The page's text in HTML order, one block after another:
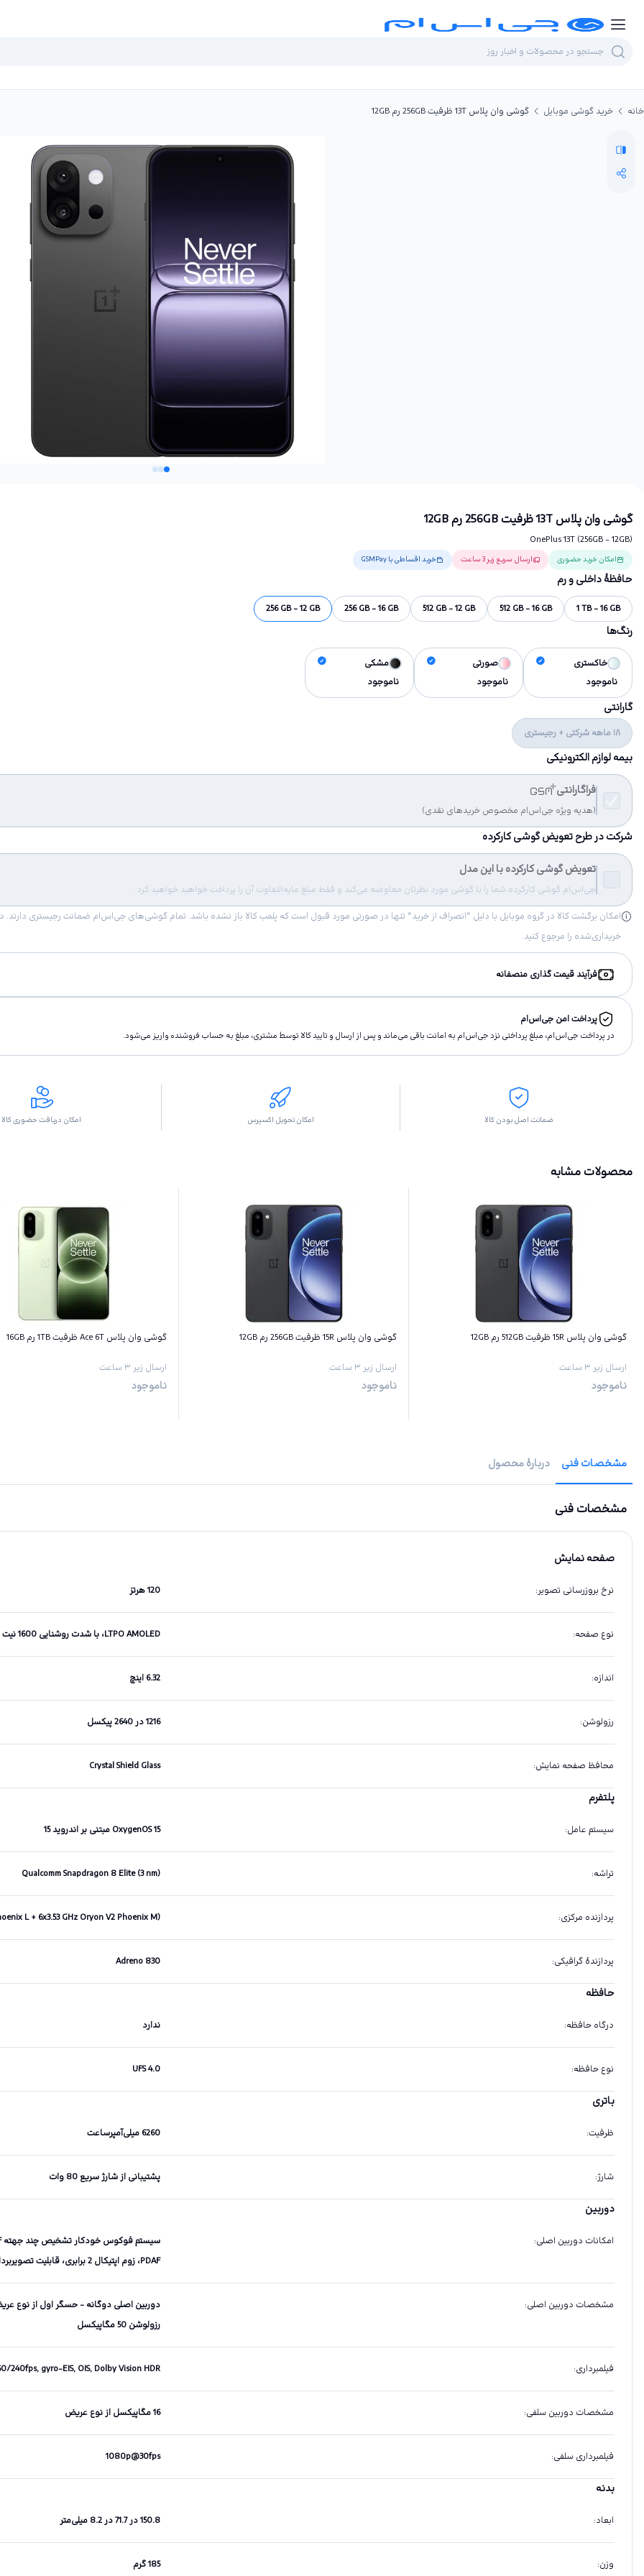
خانه خرید گوشی موبایل گوشی وان پلاس 13T ظرفیت 256GB رم 12GB
گوشی وان پلاس 13T ظرفیت 256GB رم 12GB
OnePlus 13T (256GB - 12GB)
امکان خرید حضوری ارسال سریع زیر 3 ساعت خرید اقساطی با GSMPay
حافظهٔ داخلی و رم
1 TB - 16 GB
512 GB - 16 GB
512 GB - 12 GB
256 GB - 16 GB
256 GB - 12 GB
رنگ‌ها
خاکستری
ناموجود
صورتی
ناموجود
مشکی
ناموجود
گارانتی
18 ماهه شرکتی + رجیستری
بیمه لوازم الکترونیکی
فراگارانتی
(هدیه ویژه جی‌اس‌ام مخصوص خریدهای نقدی)
شرکت در طرح تعویض گوشی کارکرده
تعویض گوشی کارکرده با این مدل
جی‌اس‌ام گوشی کارکرده شما را با گوشی مورد نظرتان معاوضه می‌کند و فقط مبلغ مابه‌التفاوت آن را پرداخت خواهید خواهید کرد.
خریداری‌شده را مرجوع کنید.
فرآیند قیمت گذاری منصفانه
پرداخت امن جی‌اس‌ام
در پرداخت جی‌اس‌ام، مبلغ پرداختى نزد جی‌اس‌ام به امانت باقى مى‌ماند و پس از ارسال و تاييد كالا توسط مشتری، مبلغ به حساب فروشنده واريز مى‌شود.
ضمانت اصل بودن کالا امکان تحویل اکسپرس امکان دریافت حضوری کالا
محصولات مشابه
گوشی وان پلاس 15R ظرفیت 512GB رم 12GB
ارسال زیر ۳ ساعت
ناموجود
گوشی وان پلاس 15R ظرفیت 256GB رم 12GB
ارسال زیر ۳ ساعت
ناموجود
گوشی وان پلاس Ace 6T ظرفیت 1TB رم 16GB
ارسال زیر ۳ ساعت
ناموجود
مشخصات فنی دربارهٔ محصول
مشخصات فنی
صفحه نمایش
نرخ بروزرسانی تصویر: 120 هرتز
نوع صفحه: LTPO AMOLED، با شدت روشنایی 1600 نیت
اندازه: 6.32 اینچ
رزولوشن: 1216 در 2640 پیکسل
محافظ صفحه نمایش:
Crystal Shield Glass
پلتفرم
سیستم عامل: OxygenOS 15 مبتنی بر اندروید 15
تراشه:
Qualcomm Snapdragon 8 Elite (3 nm)
پردازنده مرکزی:
L + 6x3.53 GHz Oryon V2 Phoenix M)
پردازندهٔ گرافیکی:
Adreno 830
حافظه
درگاه حافظه: ندارد
نوع حافظه:
UFS 4.0
باتری
ظرفیت: 6260 میلی‌آمپرساعت
شارژ: پشتیبانی از شارژ سریع 80 وات
دوربین
امکانات دوربین اصلی:
PDAF، زوم اپتیکال 2 برابری، قابلیت تصویربرداری HDR و پانوراما، حسگر طیف رنگی، LED flash
مشخصات دوربین اصلی:
رزولوشن 50 مگاپیکسل
فیلمبرداری:
gyro-EIS, OIS, Dolby Vision HDR
مشخصات دوربین سلفی: 16 مگاپیکسل از نوع عریض
فیلمبرداری سلفی:
1080p@30fps
بدنه
ابعاد: 150.8 در 71.7 در 8.2 میلی‌متر
وزن: 185 گرم